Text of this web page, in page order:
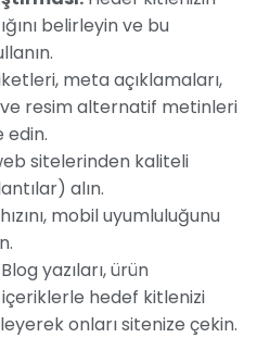
belirleyin ve bu
meta açıklamaları,
ve resim alternatif metinleri
edin.
sitelerinden kaliteli
alın.
mobil uyumluluğunu
Blog yazıları, ürün
hedef kitlenizi
onları sitenize çekin.